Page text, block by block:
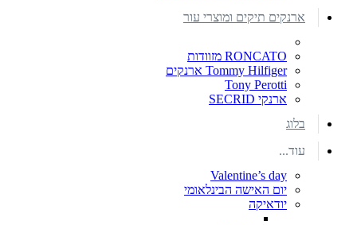
ארנקים תיקים ומוצרי עור
RONCATO מזוודות
Tommy Hilfiger ארנקים
Tony Perotti
ארנקי SECRID
בלוג
עוד...
Valentine’s day
יום האישה הבינלאומי
יודאיקה